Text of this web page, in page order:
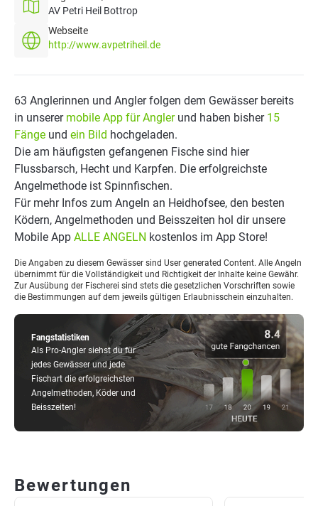
AV Petri Heil Bottrop
Webseite
http://www.avpetriheil.de
Fangstatistiken
Als Pro-Angler siehst du für
jedes Gewässer und jede
Fischart die erfolgreichsten
Angelmethoden, Köder und
Beisszeiten!
63 Anglerinnen und Angler folgen dem Gewässer bereits
in unserer mobile App für Anglerund haben bisher 15
Fänge und ein Bild hochgeladen.
Die am häufigsten gefangenen Fische sind hier
Flussbarsch, Hecht und Karpfen. Die erfolgreichste
Angelmethode ist Spinnfischen.
Für mehr Infos zum Angeln an Heidhofsee, den besten
Ködern, Angelmethoden und Beisszeiten hol dir unsere
Mobile App ALLE ANGELN kostenlos im App Store!
Die Angaben zu diesem Gewässer sind User generated Content. Alle Angeln
übernimmt für die Vollständigkeit und Richtigkeit der Inhalte keine Gewähr.
Zur Ausübung der Fischerei sind stets die gesetzlichen Vorschriften sowie
die Bestimmungen auf dem jeweils gültigen Erlaubnisschein einzuhalten.
Bewertungen